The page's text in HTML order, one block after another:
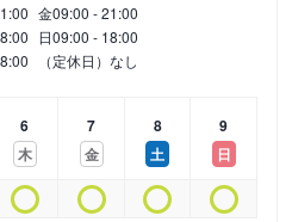
金09:00 - 21:00
日09:00 - 18:00
（定休日）なし
6
木
7
金
8
土
9
日